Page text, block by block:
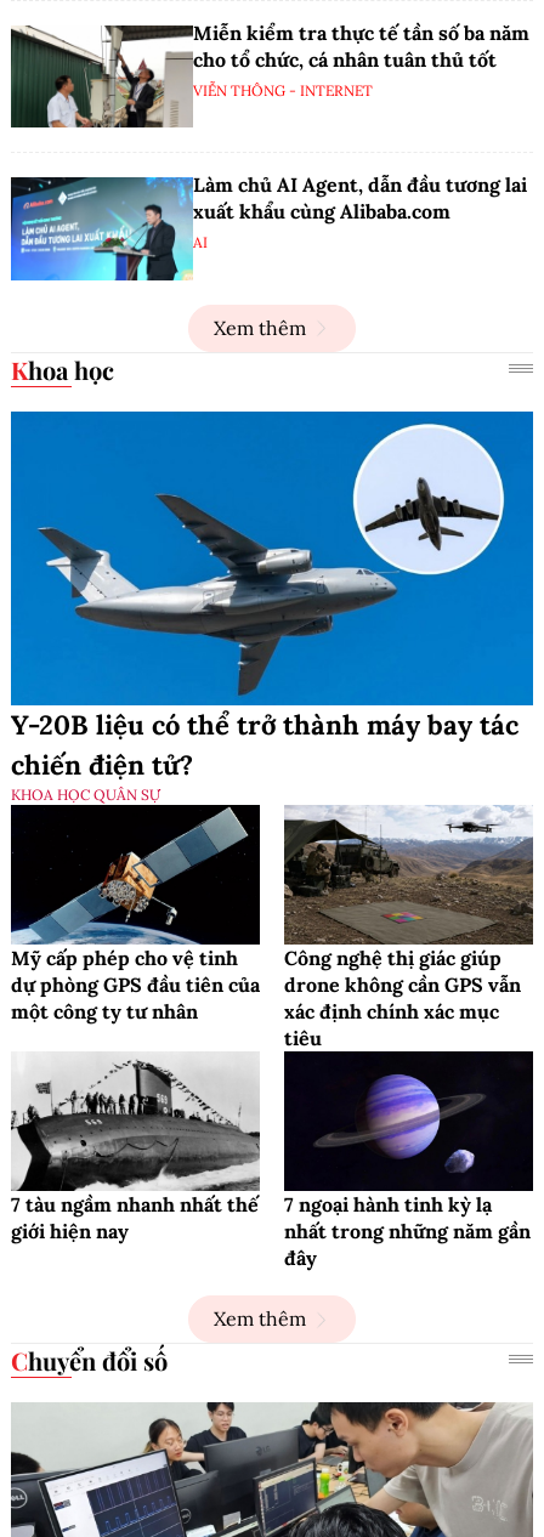
Miễn kiểm tra thực tế tần số ba năm
cho tổ chức, cá nhân tuân thủ tốt
VIỄN THÔNG - INTERNET
Làm chủ AI Agent, dẫn đầu tương lai
xuất khẩu cùng Alibaba.com
AI
Xem thêm
Khoa học
Y-20B liệu có thể trở thành máy bay tác
chiến điện tử?
KHOA HỌC QUÂN SỰ
Mỹ cấp phép cho vệ tinh
dự phòng GPS đầu tiên của
một công ty tư nhân
Công nghệ thị giác giúp
drone không cần GPS vẫn
xác định chính xác mục
tiêu
7 tàu ngầm nhanh nhất thế
giới hiện nay
7 ngoại hành tinh kỳ lạ
nhất trong những năm gần
đây
Xem thêm
Chuyển đổi số